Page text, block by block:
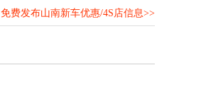
免费发布山南新车优惠/4S店信息>>